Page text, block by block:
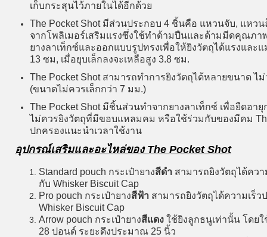
เก็บกระสุนไว้ภายในได้อีกด้วย
The Pocket Shot มีส่วนประกอบ 4 ชิ้นคือ แหวนจับ, แหว
จากโพลิเมอร์เสริมแรงซึ่งใช้ทำด้ามปืนและด้ามมีดคุณภา
ยางลาเท็กซ์และออกแบบรูปทรงเพื่อให้ยิงวัตถุได้แรงแล
13 ซม, เมื่อยุบเล็กลงจะเหลือสูง 3.8 ซม.
The Pocket Shot สามารถทำการยิงวัตถุได้หลายขนาด
(ขนาดไม่ควรเล็กกว่า 7 มม.)
The Pocket Shot มีชิ้นส่วนทำจากยางลาเท็กซ์ เพื่อยืดอ
ไม่ควรยิงวัตถุที่มีขอบแหลมคม หรือใช้ร่วมกับของมีคม
ปกครองแนะนำเวลาใช้งาน
อุปกรณ์เสริมและอะไหล่ของ The Pocket Shot
Standard pouch กระเป๋ายางสีดำ สามารถยิงวัตถุได้คว
กับ Whisker Biscuit Cap
Pro pouch กระเป๋ายางสีฟ้า สามารถยิงวัตถุได้ความเร็
Whisker Biscuit Cap
Arrow pouch กระเป๋ายางสีแดง ใช้ยิงลูกธนูเท่านั้น โดย
28 ปอนด์ ระยะดึงประมาณ 25 นิ้ว